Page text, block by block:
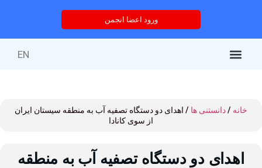
ورود اعضا انجمن
EN
خانه /دانستنی ها / اهدای دو دستگاه تصفیه آب به منطقه سیستان ایران
از سوی کانادا
اهدای دو دستگاه تصفیه آب به منطقه